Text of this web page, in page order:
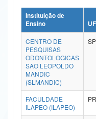
Ministério da Ciência, Tecnologia,
Ministério do Meio Ambiente
Ministério do Turismo
Ministério do Desenvolvimento
Ministério da Mulher, da Família e
Instituição de
Ensino
UF
CENTRO DE
PESQUISAS
ODONTOLOGICAS
SAO LEOPOLDO
MANDIC
(SLMANDIC)
SP
FACULDADE
ILAPEO (ILAPEO)
PR